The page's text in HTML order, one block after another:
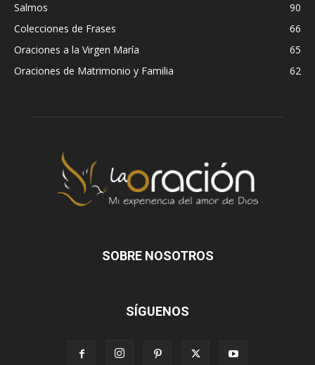
Salmos
90
Colecciones de Frases
66
Oraciones a la Virgen María
65
Oraciones de Matrimonio y Familia
62
SOBRE NOSOTROS
SÍGUENOS